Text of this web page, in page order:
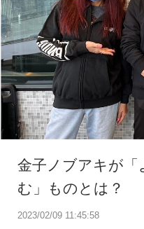
2023/02/09 11:45:58
金子ノブアキが「
む」ものとは？